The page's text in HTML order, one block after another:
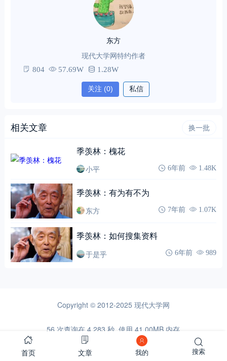
东方
现代大学网特约作者
804 57.69W 1.28W
关注 (0) 私信
相关文章 换一批
季羡林：槐花
小平 6年前 1.48K
季羡林：有为有不为
东方 7年前 1.07K
季羡林：如何搜集资料
于是乎 6年前 989
Copyright © 2012-2025 现代大学网
56 次查询在 4.283 秒, 使用 41.00MB 内存
首页 文章 我的 搜索